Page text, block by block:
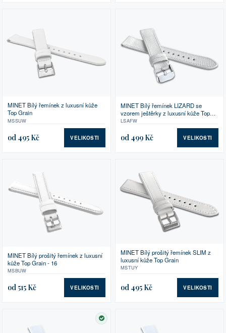
MINET Bílý řemínek z luxusní kůže
Top Grain
MSSUW
od 495 Kč VELIKOSTI
MINET Bílý řemínek LIZARD se
vzorem ještěrky z luxusní kůže Top
Grain
LSAFW
od 499 Kč VELIKOSTI
MINET Bílý prošitý řemínek z luxusní
kůže Top Grain - 16
MSBUW
od 515 Kč VELIKOSTI
MINET Bílý prošitý řemínek SLIM z
luxusní kůže Top Grain
MSTUY
od 495 Kč VELIKOSTI
SKLADEM